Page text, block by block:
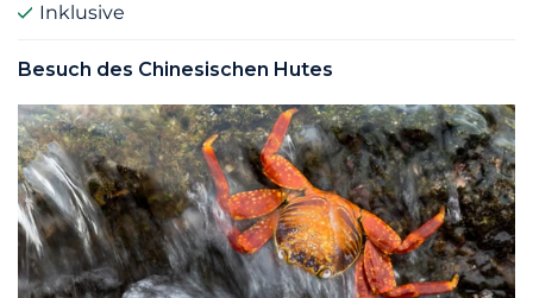
Inklusive
Besuch des Chinesischen Hutes